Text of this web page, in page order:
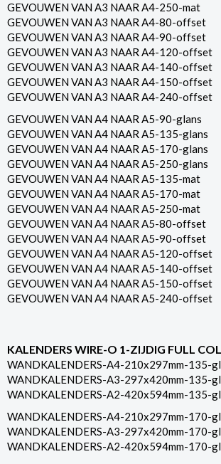
GEVOUWEN VAN A3 NAAR A4-250-mat
GEVOUWEN VAN A3 NAAR A4-80-offset
GEVOUWEN VAN A3 NAAR A4-90-offset
GEVOUWEN VAN A3 NAAR A4-120-offset
GEVOUWEN VAN A3 NAAR A4-140-offset
GEVOUWEN VAN A3 NAAR A4-150-offset
GEVOUWEN VAN A3 NAAR A4-240-offset
GEVOUWEN VAN A4 NAAR A5-90-glans
GEVOUWEN VAN A4 NAAR A5-135-glans
GEVOUWEN VAN A4 NAAR A5-170-glans
GEVOUWEN VAN A4 NAAR A5-250-glans
GEVOUWEN VAN A4 NAAR A5-135-mat
GEVOUWEN VAN A4 NAAR A5-170-mat
GEVOUWEN VAN A4 NAAR A5-250-mat
GEVOUWEN VAN A4 NAAR A5-80-offset
GEVOUWEN VAN A4 NAAR A5-90-offset
GEVOUWEN VAN A4 NAAR A5-120-offset
GEVOUWEN VAN A4 NAAR A5-140-offset
GEVOUWEN VAN A4 NAAR A5-150-offset
GEVOUWEN VAN A4 NAAR A5-240-offset
KALENDERS WIRE-O 1-ZIJDIG FULL
WANDKALENDERS-A4-210x297mm-135-
WANDKALENDERS-A3-297x420mm-135-
WANDKALENDERS-A2-420x594mm-135-
WANDKALENDERS-A4-210x297mm-170-
WANDKALENDERS-A3-297x420mm-170-
WANDKALENDERS-A2-420x594mm-170-